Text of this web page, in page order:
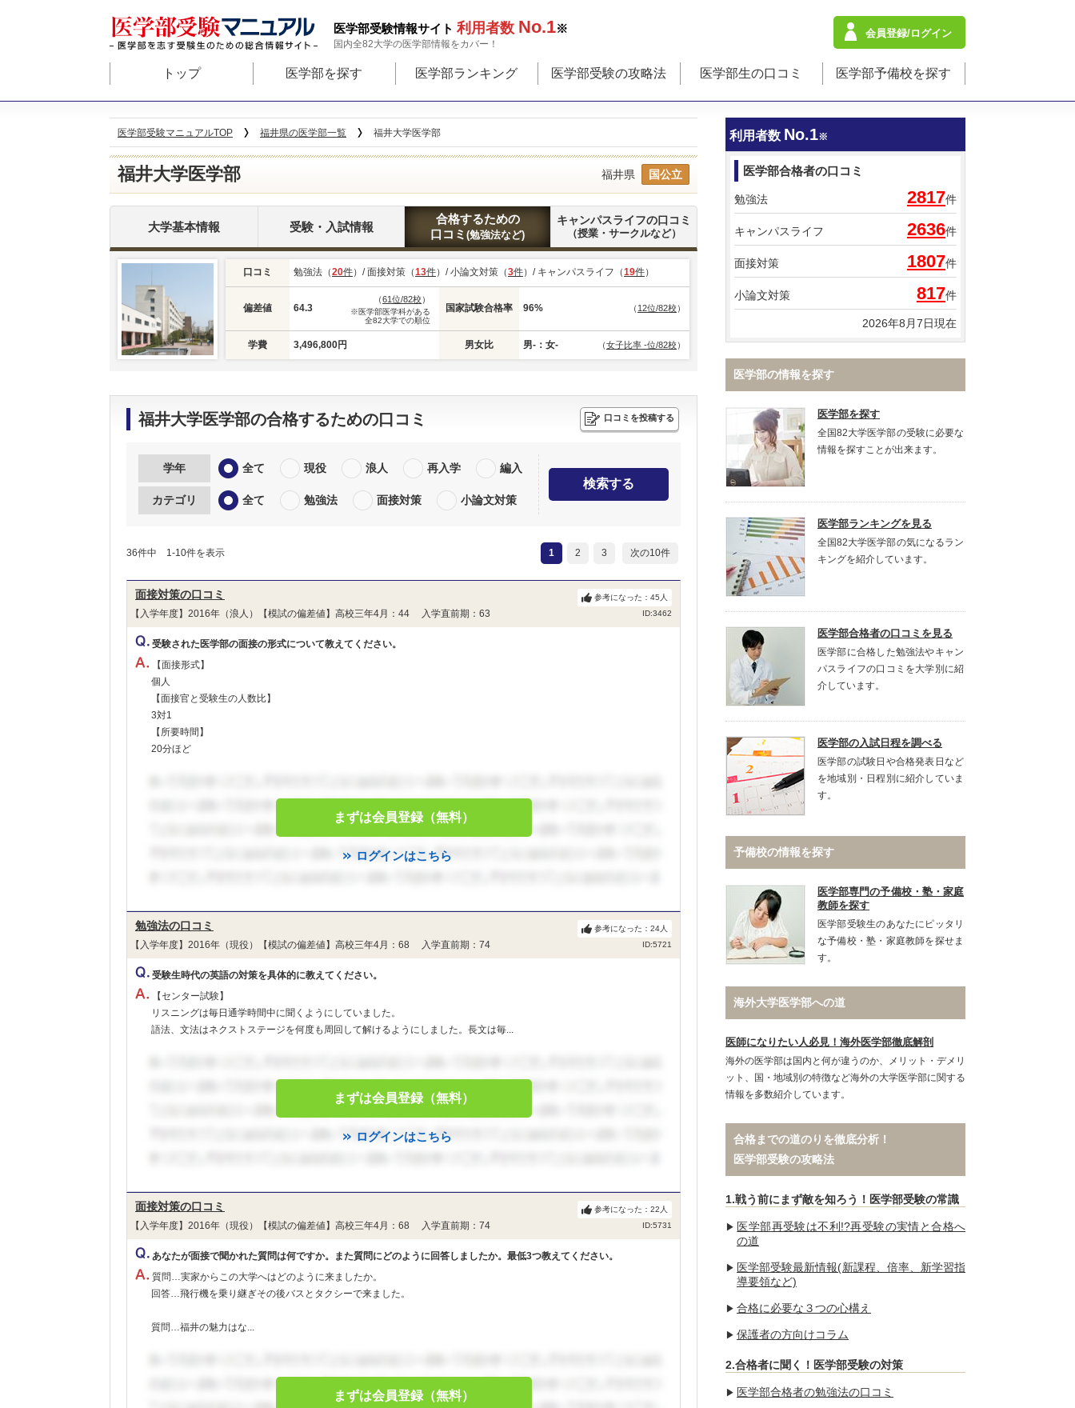
医学部受験情報サイト 利用者数 No.1※
国内全82大学の医学部情報をカバー！
会員登録/ログイン
トップ 医学部を探す 医学部ランキング 医学部受験の攻略法 医学部生の口コミ 医学部予備校を探す
医学部受験マニュアルTOP 福井県の医学部一覧 福井大学医学部
福井大学医学部 福井県 国公立
大学基本情報 受験・入試情報
合格するための
口コミ (勉強法など)
キャンパスライフの口コミ
（授業・サークルなど）
口コミ 勉強法（20件）/ 面接対策（13件）/ 小論文対策（3件）/ キャンパスライフ（19件）
偏差値 64.3
（61位/82校）
※医学部医学科がある
全82大学での順位
国家試験合格率 96% （ 12位/82校）
学費 3,496,800円 男女比 男-：女- （女子比率 -位/82校）
福井大学医学部の合格するための口コミ 口コミを投稿する
学年 全て 現役 浪人 再入学 編入
カテゴリ 全て 勉強法 面接対策 小論文対策
検索する
36件中 1-10件を表示 1 2 3 次の10件
面接対策の口コミ
【入学年度】2016年（浪人）【模試の偏差値】高校三年4月：44 入学直前期：63 ID:3462
参考になった： 45 人
受験された医学部の面接の形式について教えてください。
【面接形式】
個人
【面接官と受験生の人数比】
3対1
【所要時間】
20分ほど
まずは会員登録（無料）
ログインはこちら
勉強法の口コミ
【入学年度】2016年（現役）【模試の偏差値】高校三年4月：68 入学直前期：74 ID:5721
参考になった： 24人
受験生時代の英語の対策を具体的に教えてください。
【センター試験】
リスニングは毎日通学時間中に聞くようにしていました。
語法、文法はネクストステージを何度も周回して解けるようにしました。長文は毎...
まずは会員登録（無料）
ログインはこちら
面接対策の口コミ
【入学年度】2016年（現役）【模試の偏差値】高校三年4月：68 入学直前期：74 ID:5731
参考になった： 22 人
あなたが面接で聞かれた質問は何ですか。また質問にどのように回答しましたか。最低3つ教えてください。
質問…実家からこの大学へはどのように来ましたか。
回答…飛行機を乗り継ぎその後バスとタクシーで来ました。
質問…福井の魅力はな...
まずは会員登録（無料）
利用者数 No.1※
医学部合格者の口コミ
勉強法 2817件
キャンパスライフ 2636件
面接対策 1807件
小論文対策 817件
2026年8月7日現在
医学部の情報を探す
医学部を探す
全国82大学医学部の受験に必要な
情報を探すことが出来ます。
医学部ランキングを見る
全国82大学医学部の気になるラン
キングを紹介しています。
医学部合格者の口コミを見る
医学部に合格した勉強法やキャン
パスライフの口コミを大学別に紹
介しています。
医学部の入試日程を調べる
医学部の試験日や合格発表日など
を地域別・日程別に紹介していま
す。
予備校の情報を探す
医学部専門の予備校・塾・家庭
教師を探す
医学部受験生のあなたにピッタリ
な予備校・塾・家庭教師を探せま
す。
海外大学医学部への道
医師になりたい人必見！海外医学部徹底解剖
海外の医学部は国内と何が違うのか、メリット・デメリ
ット、国・地域別の特徴など海外の大学医学部に関する
情報を多数紹介しています。
合格までの道のりを徹底分析！
医学部受験の攻略法
1.戦う前にまず敵を知ろう！医学部受験の常識
医学部再受験は不利!?再受験の実情と合格へ
の道
医学部受験最新情報(新課程、倍率、新学習指
導要領など)
合格に必要な３つの心構え
保護者の方向けコラム
2.合格者に聞く！医学部受験の対策
医学部合格者の勉強法の口コミ